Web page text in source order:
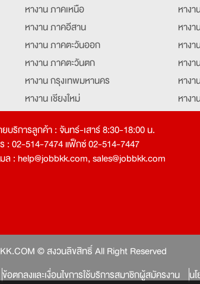
หางาน ภาคเหนือ
หางาน ภาคอีสาน
หางาน ภาคตะวันออก
หางาน ภาคตะวันตก
หางาน กรุงเทพมหานคร
หางาน เชียงใหม่
หางาน ฉะเชิงเทรา
หาง
หาง
หางา
หาง
หาง
หาง
หาง
บริการลูกค้า : จันทร์-เสาร์ 8:30-18:00 น.
: 02-514-7474 แฟ็กซ์ 02-514-7447
ล : help@jobbkk.com,sales@jobbkk.com
© สงวนลิขสิทธิ์ All Right Reserved
ข้อตกลงและเงื่อนไขการใช้บริการสมาชิกผู้สมัครงาน น